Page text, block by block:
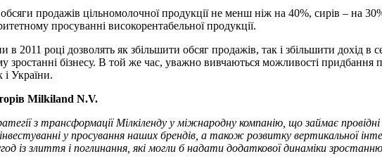
продажів цільномолочної продукції не менш ніж на 40%, сирів – на
просуванні високорентабельної продукції.
2011 році дозволять як збільшити обсяг продажів, так і збільшити дохід в
бізнесу. В той же час, уважно вивчаються можливості придбання
України.
Milkiland N.V.
з трансформації Мілкіленду у міжнародну компанію, що займає провідні
у просування наших брендів, а також розвитку вертикальної
із злиття і поглинання, які могли б надати додаткової динаміки